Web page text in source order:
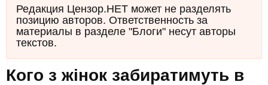
Редакция Цензор.НЕТ может не разделять
позицию авторов. Ответственность за
материалы в разделе "Блоги" несут авторы
текстов.
Кого з жінок забиратимуть в